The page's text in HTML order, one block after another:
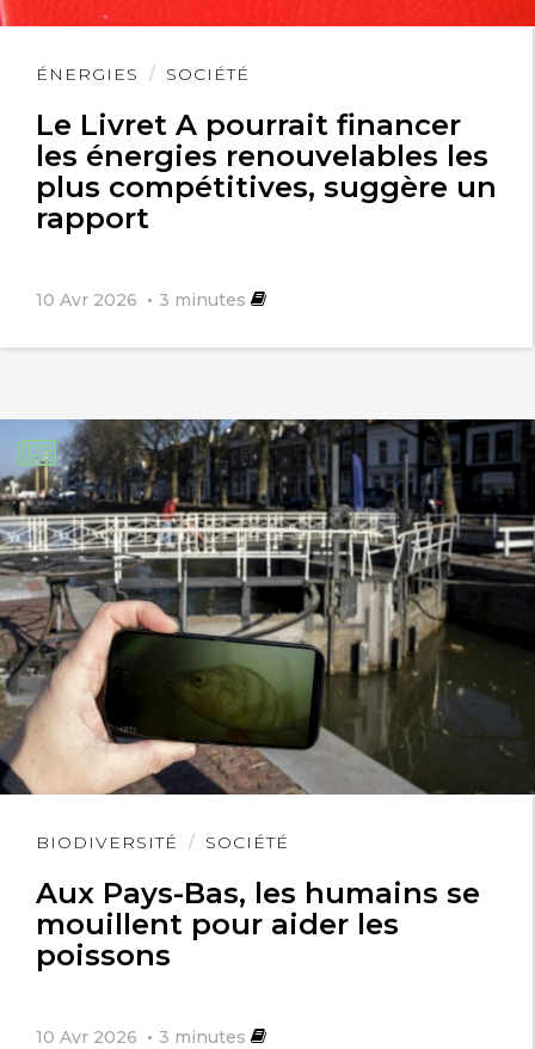
ÉNERGIES SOCIÉTÉ
Le Livret A pourrait financer
les énergies renouvelables les
plus compétitives, suggère un
rapport
10 Avr 2026 3 minutes
Lire
BIODIVERSITÉ SOCIÉTÉ
Aux Pays-Bas, les humains se
mouillent pour aider les
poissons
10 Avr 2026 3 minutes
Lire